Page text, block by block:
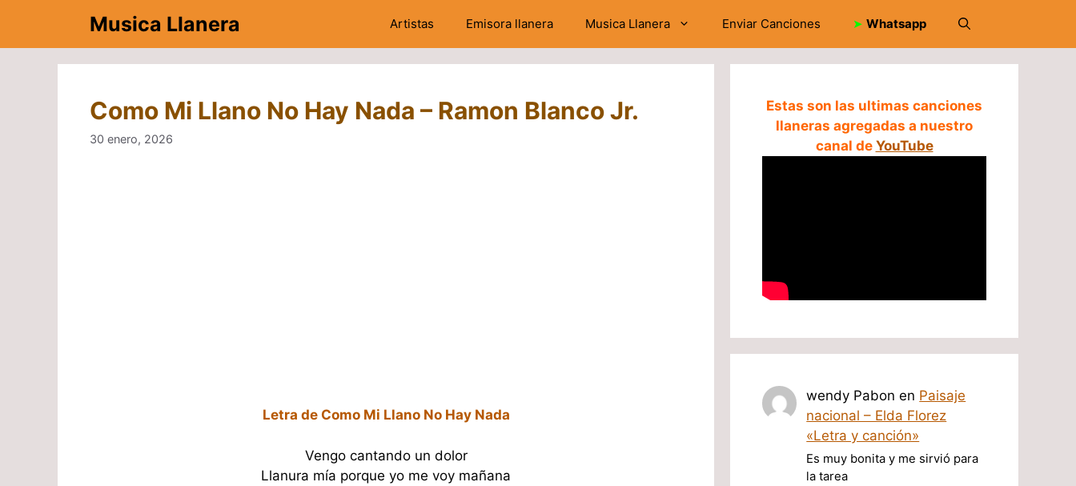
contenido
Musica Llanera Artistas Emisora llanera Musica Llanera Enviar Canciones ➤ Whatsapp
Como Mi Llano No Hay Nada – Ramon Blanco Jr.
30 enero, 2026
Letra de Como Mi Llano No Hay Nada
Vengo cantando un dolor
Llanura mía porque yo me voy mañana
Estas son las ultimas canciones
llaneras agregadas a nuestro
canal de YouTube
wendy Pabon en Paisaje
nacional – Elda Florez
«Letra y canción»
Es muy bonita y me sirvió para
la tarea